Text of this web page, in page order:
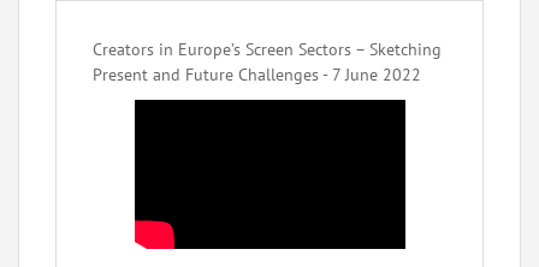
Creators in Europe’s Screen Sectors – Sketching
Present and Future Challenges - 7 June 2022